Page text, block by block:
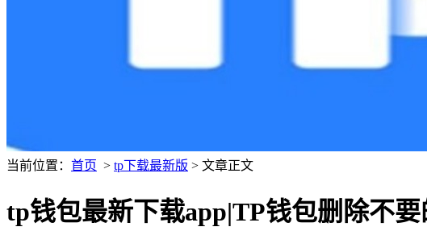
当前位置： 首页 > tp下载最新版 > 文章正文
tp钱包最新下载app|TP钱包删除不